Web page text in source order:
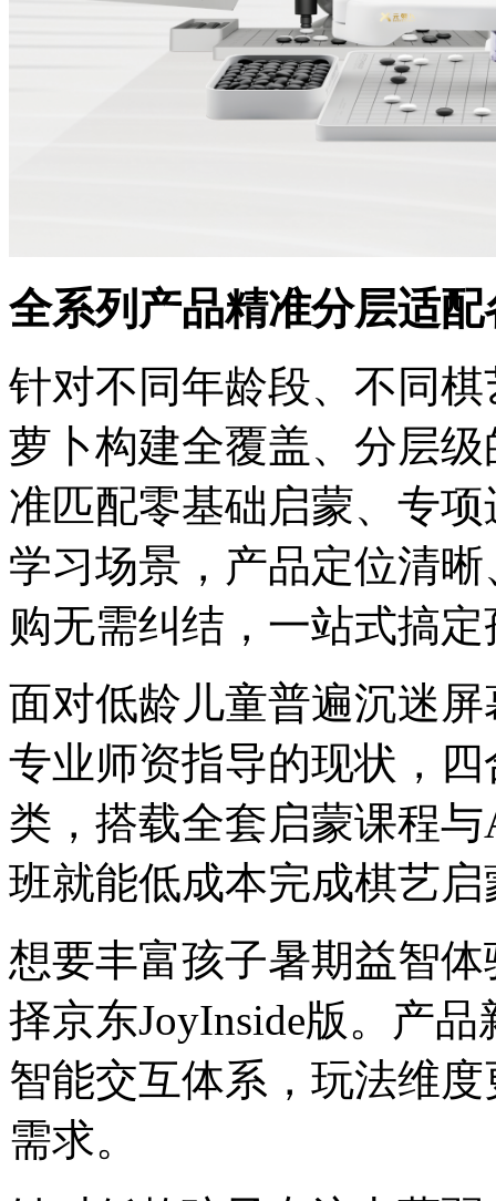
全系列产品精准分层适
针对不同年龄段、不同
萝卜构建全覆盖、分层
准匹配零基础启蒙、专
学习场景，产品定位清
购无需纠结，一站式搞
面对低龄儿童普遍沉迷
专业师资指导的现状，
类，搭载全套启蒙课程
班就能低成本完成棋艺
想要丰富孩子暑期益智
择京东JoyInside版。产
智能交互体系，玩法维
需求。